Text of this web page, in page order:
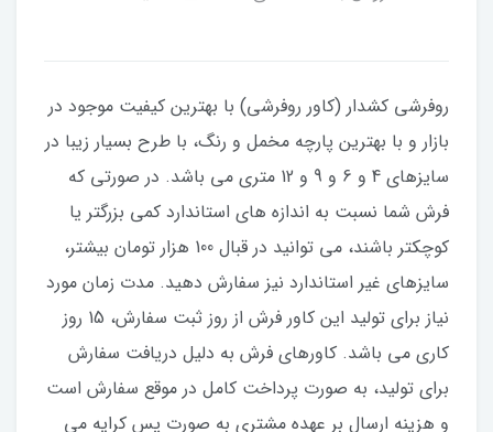
​​​​روفرشی کشدار (کاور روفرشی) با بهترین کیفیت موجود در
بازار و با بهترین پارچه مخمل و رنگ، با طرح بسیار زیبا در
سایزهای 4 و 6 و 9 و 12 متری می باشد. در صورتی که
فرش شما نسبت به اندازه های استاندارد کمی بزرگتر یا
کوچکتر باشند، می توانید در قبال 100 هزار تومان بیشتر،
سایزهای غیر استاندارد نیز سفارش دهید. مدت زمان مورد
نیاز برای تولید این کاور فرش از روز ثبت سفارش، 15 روز
کاری می باشد. کاورهای فرش به دلیل دریافت سفارش
برای تولید، به صورت پرداخت کامل در موقع سفارش است
و هزینه ارسال بر عهده مشتری به صورت پس کرایه می